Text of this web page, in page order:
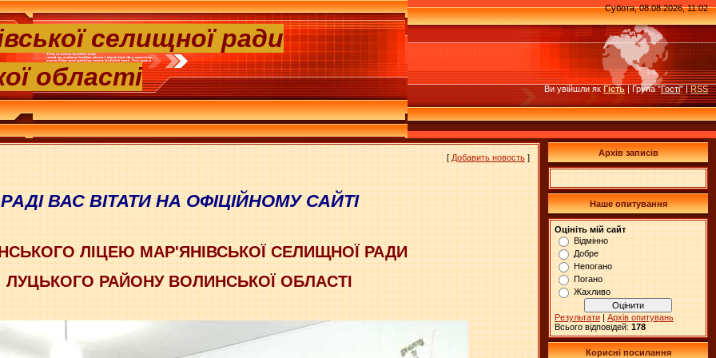
селищної ради
області
Субота, 08.08.2026, 11:02
Ви увійшли як Гість | Група "Гості" |RSS
[ Добавить новость ]
РАДІ ВАС ВІТАТИ НА ОФІЦІЙНОМУ САЙТІ
ЛІЦЕЮ МАР'ЯНІВСЬКОЇ СЕЛИЩНОЇ РАДИ
ЛУЦЬКОГО РАЙОНУ ВОЛИНСЬКОЇ ОБЛАСТІ
Архів записів
Наше опитування
Оцініть мій сайт
Відмінно
Добре
Непогано
Погано
Жахливо
Результати | Архів опитувань
Всього відповідей: 178
Корисні посилання